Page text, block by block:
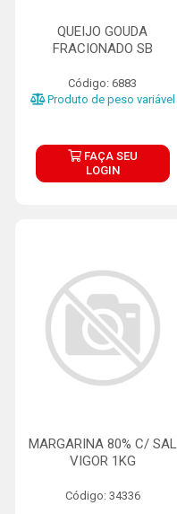
QUEIJO GOUDA
FRACIONADO SB
Código: 6883
Produto de peso variável
FAÇA SEU
LOGIN
MARGARINA 80% C/ SAL
VIGOR 1KG
Código: 34336